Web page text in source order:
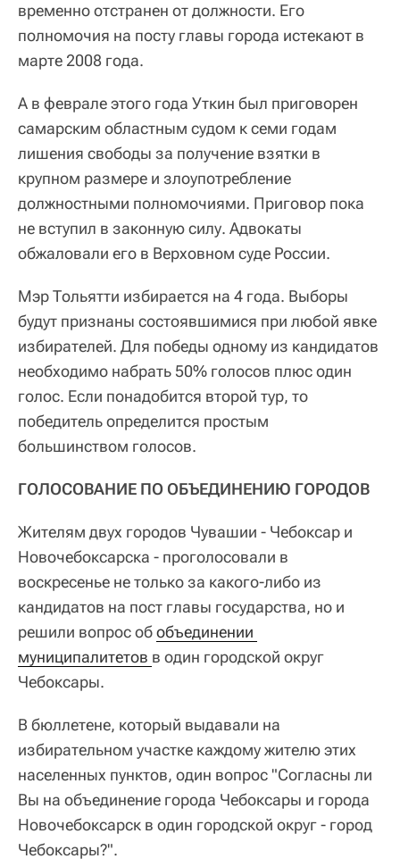
временно отстранен от должности. Его
полномочия на посту главы города истекают в
марте 2008 года.
А в феврале этого года Уткин был приговорен
самарским областным судом к семи годам
лишения свободы за получение взятки в
крупном размере и злоупотребление
должностными полномочиями. Приговор пока
не вступил в законную силу. Адвокаты
обжаловали его в Верховном суде России.
Мэр Тольятти избирается на 4 года. Выборы
будут признаны состоявшимися при любой явке
избирателей. Для победы одному из кандидатов
необходимо набрать 50% голосов плюс один
голос. Если понадобится второй тур, то
победитель определится простым
большинством голосов.
ГОЛОСОВАНИЕ ПО ОБЪЕДИНЕНИЮ ГОРОДОВ
Жителям двух городов Чувашии - Чебоксар и
Новочебоксарска - проголосовали в
воскресенье не только за какого-либо из
кандидатов на пост главы государства, но и
решили вопрос обобъединении
муниципалитетов в один городской округ
Чебоксары.
В бюллетене, который выдавали на
избирательном участке каждому жителю этих
населенных пунктов, один вопрос "Согласны ли
Вы на объединение города Чебоксары и города
Новочебоксарск в один городской округ - город
Чебоксары?".